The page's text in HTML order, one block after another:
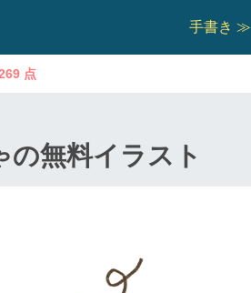
手書き ≫
点
無料イラスト